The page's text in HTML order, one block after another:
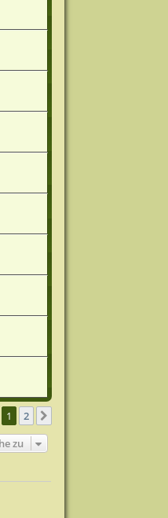
1 2
zu